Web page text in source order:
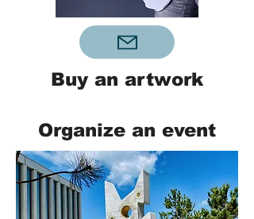
Buy an artwork
Organize an event